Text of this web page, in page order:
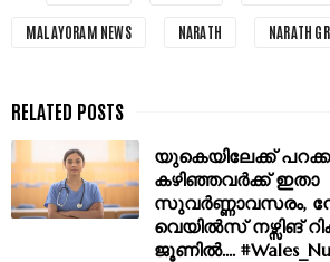
MALAYORAM NEWS NARATH NARATH
യുകെയിലേക്ക്
കഴിഞ്ഞവര്‍ക്ക് ഇതാ
സുവര്‍ണ്ണാവസരം,
വെയില്‍സ് നഴ്സിങ്
ജൂണില്‍....